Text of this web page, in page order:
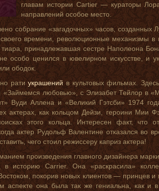
главам истории Cartier — кураторы
направлений особое место.
собрание «загадочных» часов, созданных
времени, революционные механизмы в
тиара, принадлежавшая сестре Наполеона
особо ценился в ювелирном искусстве, и
ободок.
ратиукрашенийв культовых фильмах.
«Займемся любовью», с Элизабет Тейлор в
Вуди Аллена и «Великий Гэтсби» 1974
актерах, как кольцом Дейзи, героини Мии
этого кольца. Интересен факт, что
актер Рудольф Валентине отказался
чего стоил режиссеру каприз актера!
произведения главного дизайнера
в историю Carrier. Она «раскрасила»
покорив новых клиентов —
аспекте она была так же гениальна, как и